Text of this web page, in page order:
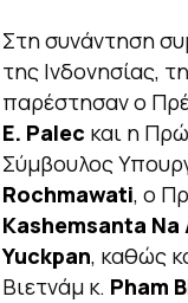
Στη συνάντηση
της Ινδονησίας,
παρέστησαν ο
E. Palec και η
Σύμβουλος
Rochmawati, ο
Kashemsanta Na
Yuckpan, καθώς
Βιετνάμ κ. Pham